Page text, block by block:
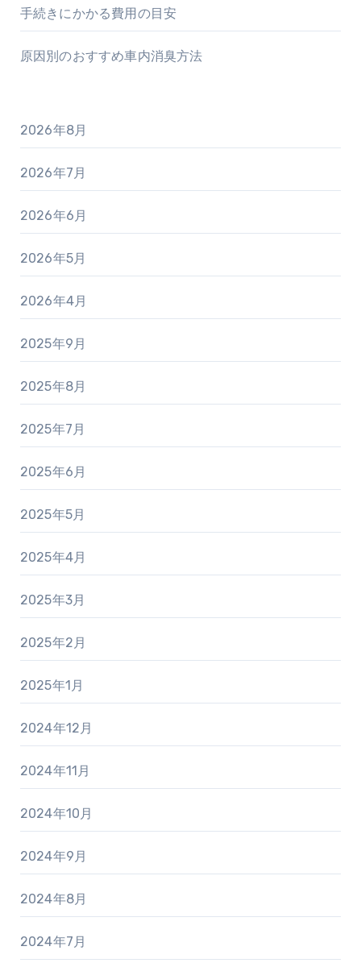
手続きにかかる費用の目安
原因別のおすすめ車内消臭方法
2026年8月
2026年7月
2026年6月
2026年5月
2026年4月
2025年9月
2025年8月
2025年7月
2025年6月
2025年5月
2025年4月
2025年3月
2025年2月
2025年1月
2024年12月
2024年11月
2024年10月
2024年9月
2024年8月
2024年7月